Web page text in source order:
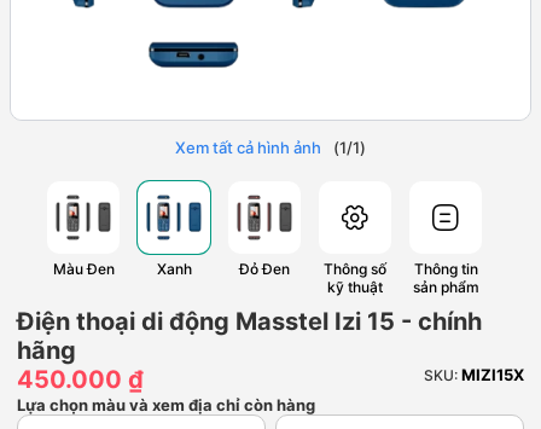
Xem tất cả hình ảnh (1/1)
Màu Đen Xanh Đỏ Đen
Thông số
kỹ thuật
Thông tin
sản phẩm
Điện thoại di động Masstel Izi 15 - chính
hãng
450.000 ₫
SKU: MIZI15X
Lựa chọn màu và xem địa chỉ còn hàng